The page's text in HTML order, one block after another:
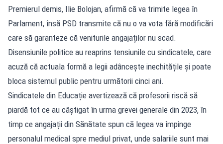
Premierul demis, Ilie Bolojan, afirmă că va trimite legea în
Parlament, însă PSD transmite că nu o va vota fără modificări
care să garanteze că veniturile angajaților nu scad.
Disensiunile politice au reaprins tensiunile cu sindicatele, care
acuză că actuala formă a legii adâncește inechitățile și poate
bloca sistemul public pentru următorii cinci ani.
Sindicatele din Educație avertizează că profesorii riscă să
piardă tot ce au câștigat în urma grevei generale din 2023, în
timp ce angajații din Sănătate spun că legea va împinge
personalul medical spre mediul privat, unde salariile sunt mai